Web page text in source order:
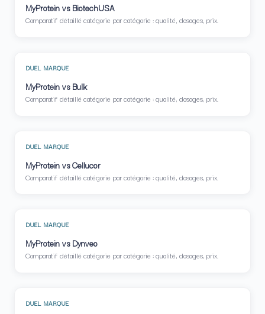
MyProtein vs BiotechUSA
Comparatif détaillé catégorie par catégorie : qualité, dosages, prix.
DUEL MARQUE
MyProtein vs Bulk
Comparatif détaillé catégorie par catégorie : qualité, dosages, prix.
DUEL MARQUE
MyProtein vs Cellucor
Comparatif détaillé catégorie par catégorie : qualité, dosages, prix.
DUEL MARQUE
MyProtein vs Dynveo
Comparatif détaillé catégorie par catégorie : qualité, dosages, prix.
DUEL MARQUE